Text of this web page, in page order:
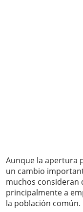
Aunque la apertura
un cambio
muchos consideran
principalmente a
la población común.